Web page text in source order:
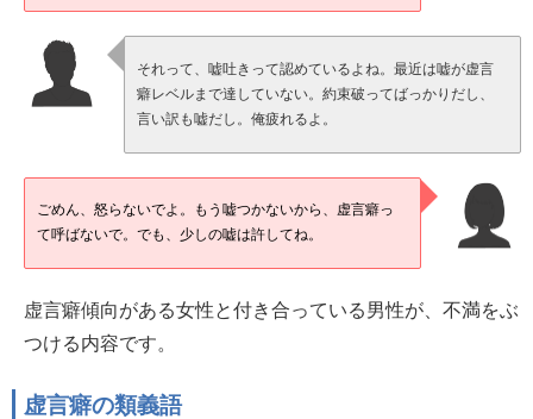
それって、嘘吐きって認めているよね。最近は嘘が虚言
癖レベルまで達していない。約束破ってばっかりだし、
言い訳も嘘だし。俺疲れるよ。
ごめん、怒らないでよ。もう嘘つかないから、虚言癖っ
て呼ばないで。でも、少しの嘘は許してね。
虚言癖傾向がある女性と付き合っている男性が、不満をぶ
つける内容です。
虚言癖の類義語